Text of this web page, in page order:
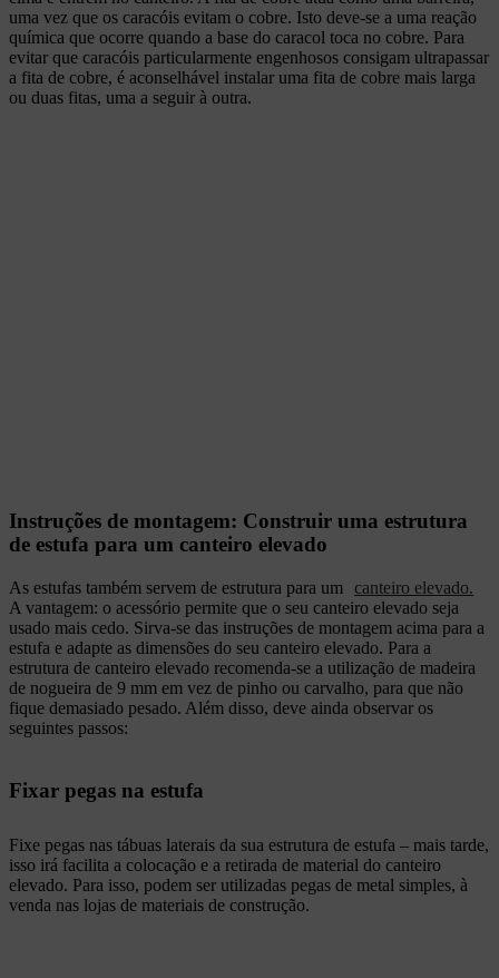
uma vez que os caracóis evitam o cobre. Isto deve-se a uma reação
química que ocorre quando a base do caracol toca no cobre. Para
evitar que caracóis particularmente engenhosos consigam ultrapassar
a fita de cobre, é aconselhável instalar uma fita de cobre mais larga
ou duas fitas, uma a seguir à outra.
Instruções de montagem: Construir uma estrutura
de estufa para um canteiro elevado
As estufas também servem de estrutura para um
canteiro elevado.
A vantagem: o acessório permite que o seu canteiro elevado seja
usado mais cedo. Sirva-se das instruções de montagem acima para a
estufa e adapte as dimensões do seu canteiro elevado. Para a
estrutura de canteiro elevado recomenda-se a utilização de madeira
de nogueira de 9 mm em vez de pinho ou carvalho, para que não
fique demasiado pesado. Além disso, deve ainda observar os
seguintes passos:
Fixar pegas na estufa
Fixe pegas nas tábuas laterais da sua estrutura de estufa – mais tarde,
isso irá facilita a colocação e a retirada de material do canteiro
elevado. Para isso, podem ser utilizadas pegas de metal simples, à
venda nas lojas de materiais de construção.